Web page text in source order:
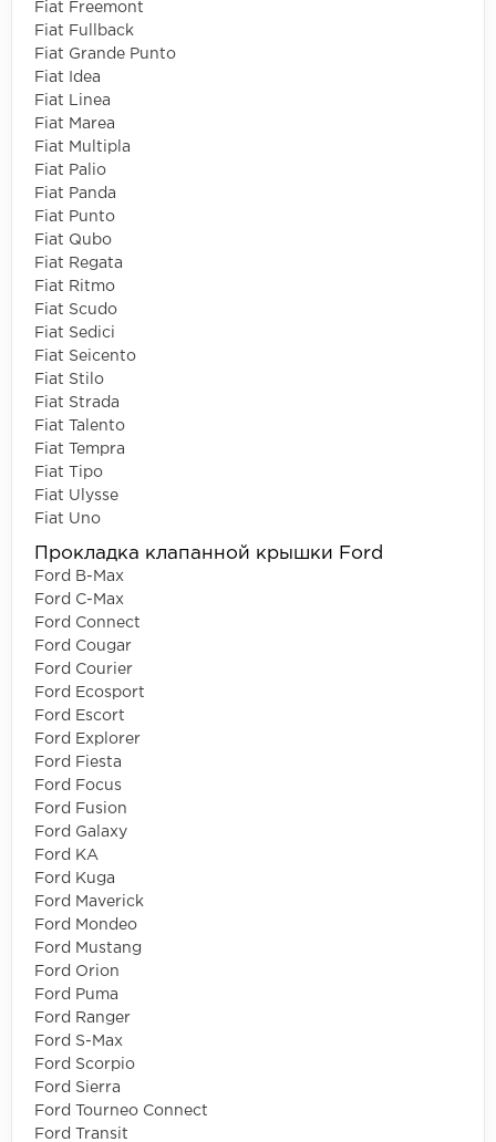
Fiat Freemont
Fiat Fullback
Fiat Grande Punto
Fiat Idea
Fiat Linea
Fiat Marea
Fiat Multipla
Fiat Palio
Fiat Panda
Fiat Punto
Fiat Qubo
Fiat Regata
Fiat Ritmo
Fiat Scudo
Fiat Sedici
Fiat Seicento
Fiat Stilo
Fiat Strada
Fiat Talento
Fiat Tempra
Fiat Tipo
Fiat Ulysse
Fiat Uno
Прокладка клапанной крышки Ford
Ford B-Max
Ford C-Max
Ford Connect
Ford Cougar
Ford Courier
Ford Ecosport
Ford Escort
Ford Explorer
Ford Fiesta
Ford Focus
Ford Fusion
Ford Galaxy
Ford KA
Ford Kuga
Ford Maverick
Ford Mondeo
Ford Mustang
Ford Orion
Ford Puma
Ford Ranger
Ford S-Max
Ford Scorpio
Ford Sierra
Ford Tourneo Connect
Ford Transit